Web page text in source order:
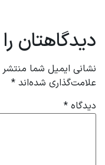
دیدگاهتان
نشانی ایمیل شما
علامت‌گذاری شده‌اند *
دیدگاه *